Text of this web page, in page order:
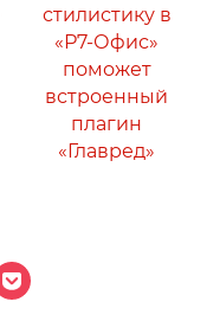
стилистику в
«Р7-Офис»
поможет
встроенный
плагин
«Главред»